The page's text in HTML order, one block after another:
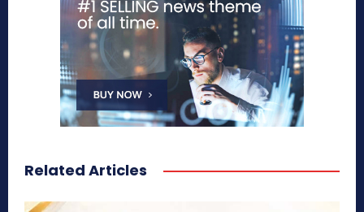
Related Articles